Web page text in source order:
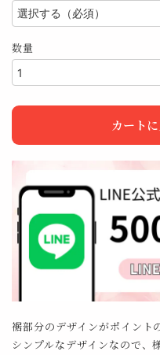
数量
カート
裾部分のデザインがポイント
シンプルなデザインなので、